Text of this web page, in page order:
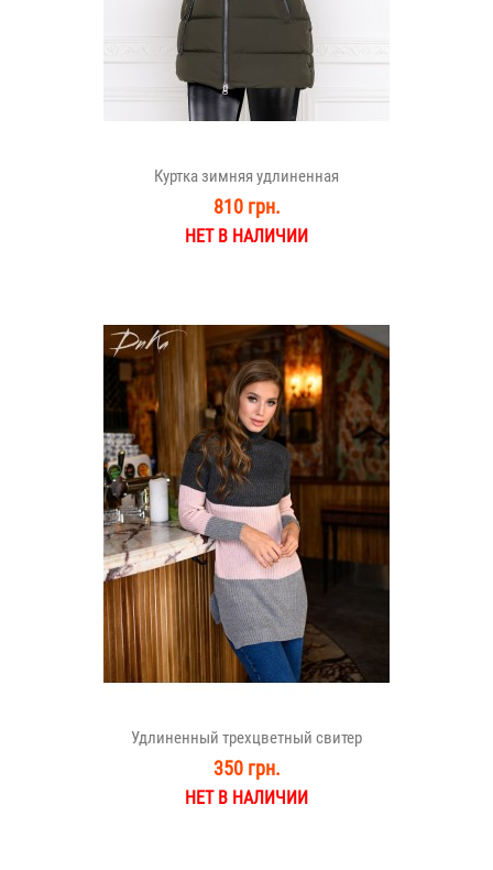
Куртка зимняя удлиненная
810 грн.
НЕТ В НАЛИЧИИ
Удлиненный трехцветный свитер
350 грн.
НЕТ В НАЛИЧИИ